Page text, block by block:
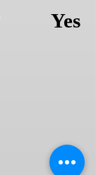
Yes